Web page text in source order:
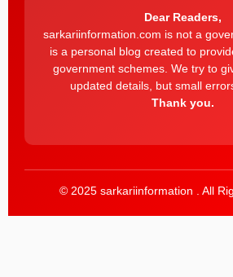
Dear Readers,
sarkariinformation.com is not a
is a personal blog created to
government schemes. We try to
updated details, but small
Thank you.
© 2025 sarkariinformation . All